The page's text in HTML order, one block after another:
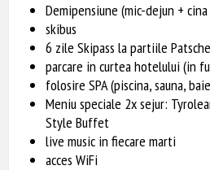
Demipensiune (mic-dejun +
skibus
6 zile Skipass la partiile
parcare in curtea hotelului (in
folosire SPA (piscina, sauna,
Meniu speciale 2x sejur:
Style Buffet
live music in fiecare marti
acces WiFi